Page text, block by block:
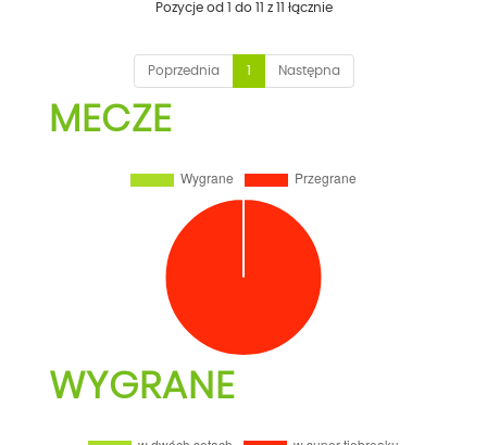
Pozycje od 1 do 11 z 11 łącznie
Poprzednia 1 Następna
MECZE
WYGRANE